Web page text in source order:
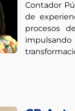
Contador
de
procesos